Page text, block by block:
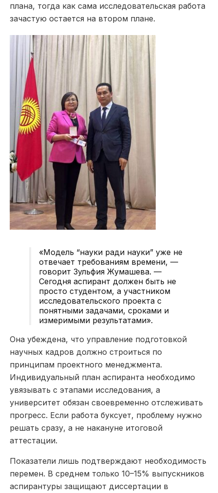
плана, тогда как сама исследовательская работа
зачастую остается на втором плане.
«Модель “науки ради науки” уже не
отвечает требованиям времени, —
говорит Зульфия Жумашева. —
Сегодня аспирант должен быть не
просто студентом, а участником
исследовательского проекта с
понятными задачами, сроками и
измеримыми результатами».
Она убеждена, что управление подготовкой
научных кадров должно строиться по
принципам проектного менеджмента.
Индивидуальный план аспиранта необходимо
увязывать с этапами исследования, а
университет обязан своевременно отслеживать
прогресс. Если работа буксует, проблему нужно
решать сразу, а не накануне итоговой
аттестации.
Показатели лишь подтверждают необходимость
перемен. В среднем только 10–15% выпускников
аспирантуры защищают диссертации в